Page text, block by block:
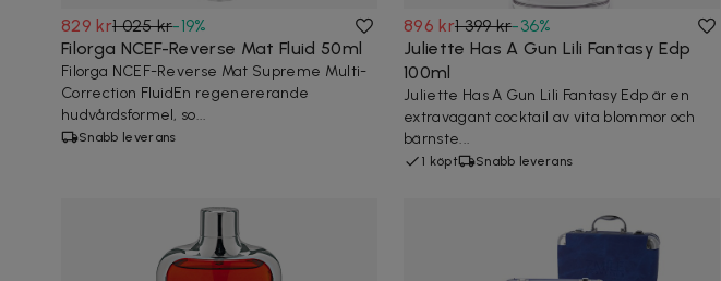
829 kr1 025 kr-19%
Filorga NCEF-Reverse Mat Fluid 50ml
Filorga NCEF-Reverse Mat Supreme Multi-
Correction FluidEn regenererande
hudvårdsformel, so...
Snabb leverans
896 kr1 399 kr-36%
Juliette Has A Gun Lili Fantasy Edp
100ml
Juliette Has A Gun Lili Fantasy Edp är en
extravagant cocktail av vita blommor och
bärnste...
1 köpt Snabb leverans